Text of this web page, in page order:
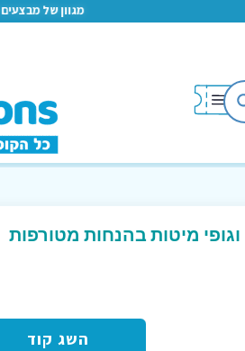
מגוון של מבצעים ל
מיטות בהנחות מטורפות
השג קוד